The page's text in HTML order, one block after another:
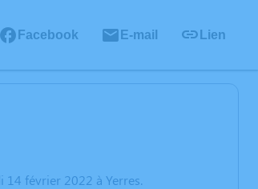
Facebook E-mail Lien
14 février 2022 à Yerres.